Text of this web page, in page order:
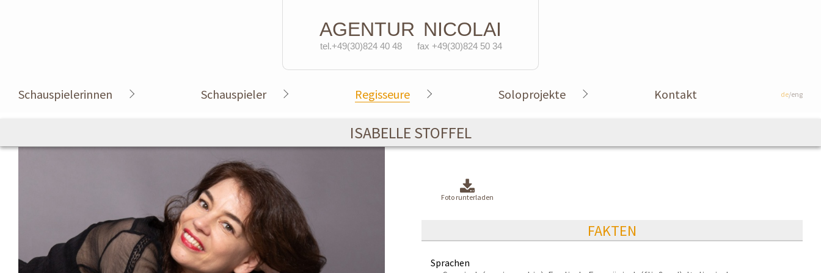
AGENTUR NICOLAI
tel.+49(30)824 40 48 fax +49(30)824 50 34
Schauspielerinnen Schauspieler Regisseure Soloprojekte Kontakt de/eng
ISABELLE STOFFEL
Foto runterladen
FAKTEN
Sprachen